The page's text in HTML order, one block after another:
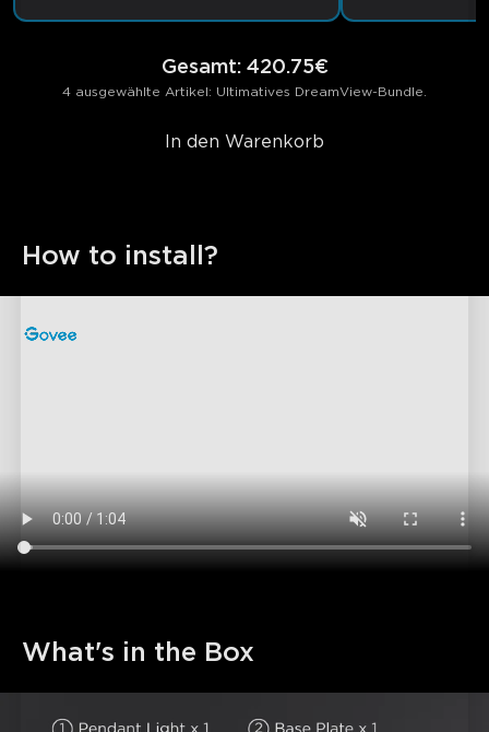
Gesamt: 420.75€
4 ausgewählte Artikel: Ultimatives DreamView-Bundle.
In den Warenkorb
How to install?
What's in the Box